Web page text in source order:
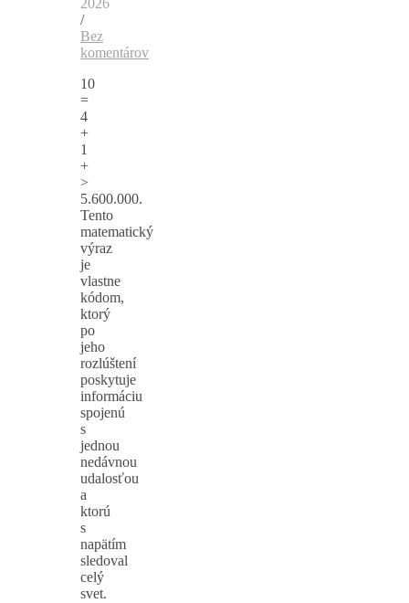
2026
/
Bez
komentárov
10
=
4
+
1
+
>
5.600.000.
Tento
matematický
výraz
je
vlastne
kódom,
ktorý
po
jeho
rozlúštení
poskytuje
informáciu
spojenú
s
jednou
nedávnou
udalosťou
a
ktorú
s
napätím
sledoval
celý
svet.